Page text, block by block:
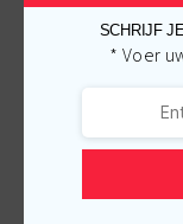
SCHRIJF
* Voer